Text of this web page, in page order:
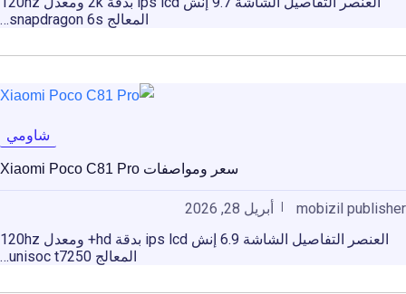
المعالج snapdragon 6s…
شاومي
سعر ومواصفات Xiaomi Poco C81 Pro
mobizil publisher
أبريل 28, 2026
العنصر التفاصيل الشاشة 6.9 إنش ips lcd بدقة hd+ ومعدل 120hz
المعالج unisoc t7250…